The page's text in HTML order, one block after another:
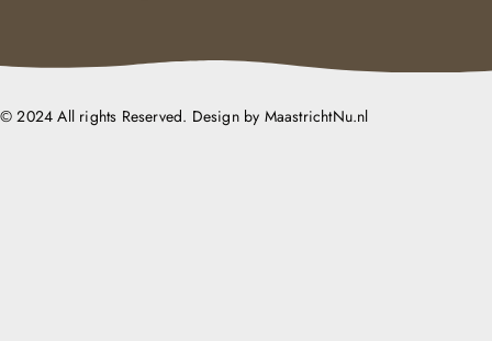
© 2024 All rights Reserved. Design by MaastrichtNu.nl